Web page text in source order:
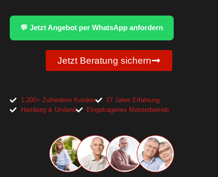
💬 Jetzt Angebot per WhatsApp anfordern
Jetzt Beratung sichern
1.200+ Zufriedene Kunden
17 Jahre Erfahrung
Hamburg & Umland
Eingetragenes Meisterbetrieb